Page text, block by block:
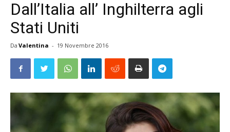
Dall’Italia all’ Inghilterra agli
Stati Uniti
Da Valentina - 19 Novembre 2016